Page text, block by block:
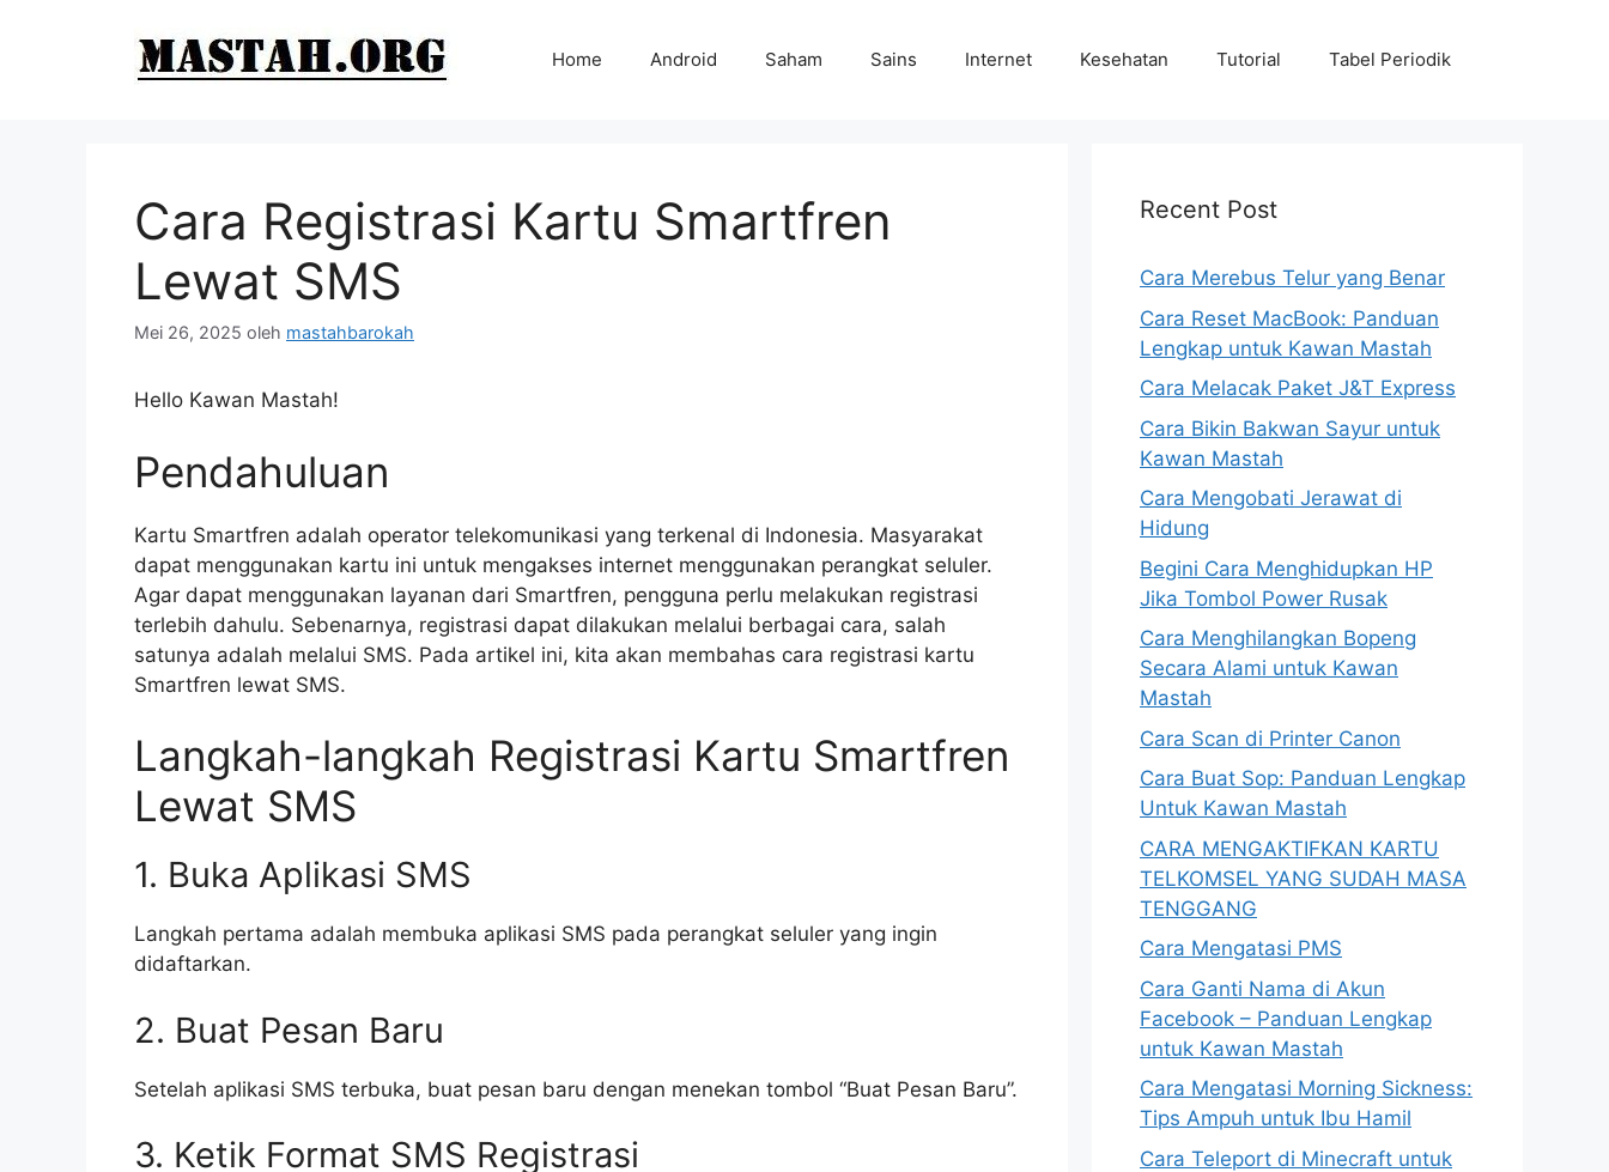
Home Android Saham Sains Internet Kesehatan Tutorial Tabel Periodik
Cara Registrasi Kartu Smartfren
Lewat SMS
Mei 26, 2025 oleh mastahbarokah
Hello Kawan Mastah!
Pendahuluan
Kartu Smartfren adalah operator telekomunikasi yang terkenal di Indonesia. Masyarakat
dapat menggunakan kartu ini untuk mengakses internet menggunakan perangkat seluler.
Agar dapat menggunakan layanan dari Smartfren, pengguna perlu melakukan registrasi
terlebih dahulu. Sebenarnya, registrasi dapat dilakukan melalui berbagai cara, salah
satunya adalah melalui SMS. Pada artikel ini, kita akan membahas cara registrasi kartu
Smartfren lewat SMS.
Langkah-langkah Registrasi Kartu Smartfren
Lewat SMS
1. Buka Aplikasi SMS
Langkah pertama adalah membuka aplikasi SMS pada perangkat seluler yang ingin
didaftarkan.
2. Buat Pesan Baru
Setelah aplikasi SMS terbuka, buat pesan baru dengan menekan tombol “Buat Pesan Baru”.
3. Ketik Format SMS Registrasi
Recent Post
Cara Merebus Telur yang Benar
Cara Reset MacBook: Panduan
Lengkap untuk Kawan Mastah
Cara Melacak Paket J&T Express
Cara Bikin Bakwan Sayur untuk
Kawan Mastah
Cara Mengobati Jerawat di
Hidung
Begini Cara Menghidupkan HP
Jika Tombol Power Rusak
Cara Menghilangkan Bopeng
Secara Alami untuk Kawan
Mastah
Cara Scan di Printer Canon
Cara Buat Sop: Panduan Lengkap
Untuk Kawan Mastah
CARA MENGAKTIFKAN KARTU
TELKOMSEL YANG SUDAH MASA
TENGGANG
Cara Mengatasi PMS
Cara Ganti Nama di Akun
Facebook – Panduan Lengkap
untuk Kawan Mastah
Cara Mengatasi Morning Sickness:
Tips Ampuh untuk Ibu Hamil
Cara Teleport di Minecraft untuk